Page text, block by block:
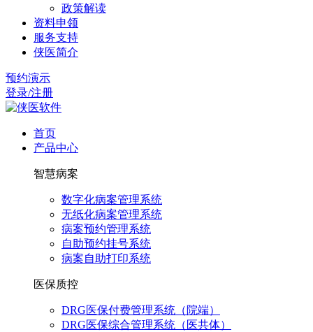
政策解读
资料申领
服务支持
侠医简介
预约演示
登录/注册
首页
产品中心
智慧病案
数字化病案管理系统
无纸化病案管理系统
病案预约管理系统
自助预约挂号系统
病案自助打印系统
医保质控
DRG医保付费管理系统（院端）
DRG医保综合管理系统（医共体）